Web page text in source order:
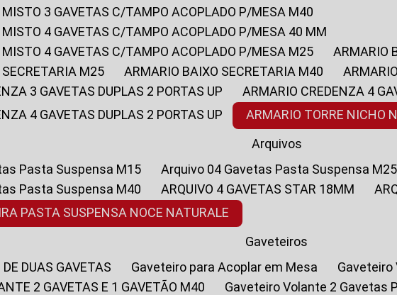
MISTO 3 GAVETAS C/TAMPO ACOPLADO P/MESA M40
MISTO 4 GAVETAS C/TAMPO ACOPLADO P/MESA 40 MM
MISTO 4 GAVETAS C/TAMPO ACOPLADO P/MESA M25
SECRETARIA M25
ARMARIO BAIXO SECRETARIA M40
3 GAVETAS DUPLAS 2 PORTAS UP
ARMARIO CREDENZA 4
4 GAVETAS DUPLAS 2 PORTAS UP
ARMARIO TORRE NICHO
Arquivos
Pasta Suspensa M15
Arquivo 04 Gavetas Pasta Suspensa M25
Pasta Suspensa M40
ARQUIVO 4 GAVETAS STAR 18MM
PASTA SUSPENSA NOCE NATURALE
Gaveteiros
DE DUAS GAVETAS
Gaveteiro para Acoplar em Mesa
2 GAVETAS E 1 GAVETÃO M40
Gaveteiro Volante 2 Gavetas